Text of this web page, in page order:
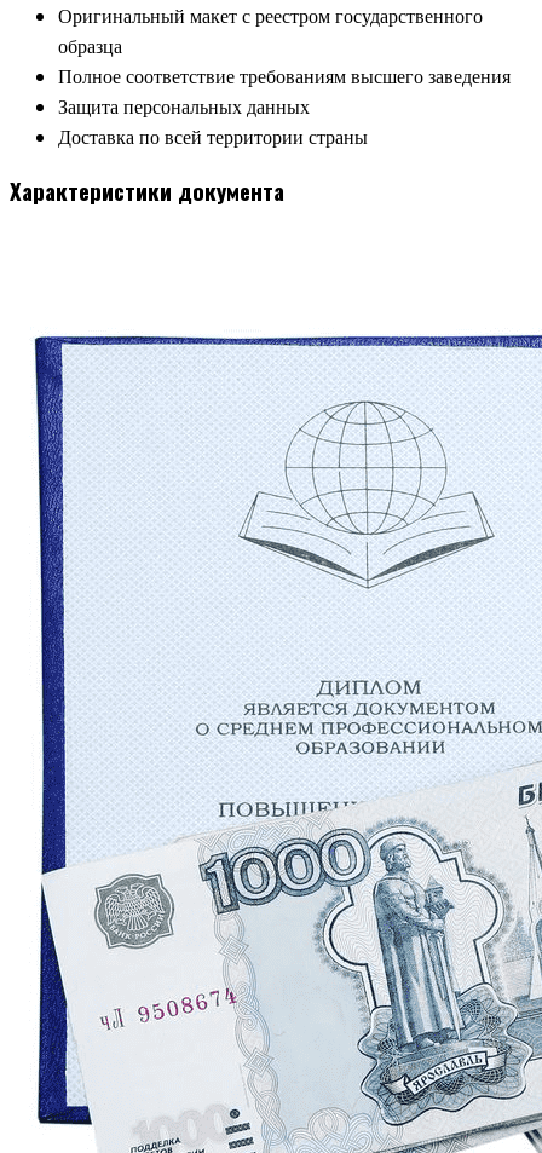
Оригинальный макет с реестром государственного
образца
Полное соответствие требованиям высшего заведения
Защита персональных данных
Доставка по всей территории страны
Характеристики документа